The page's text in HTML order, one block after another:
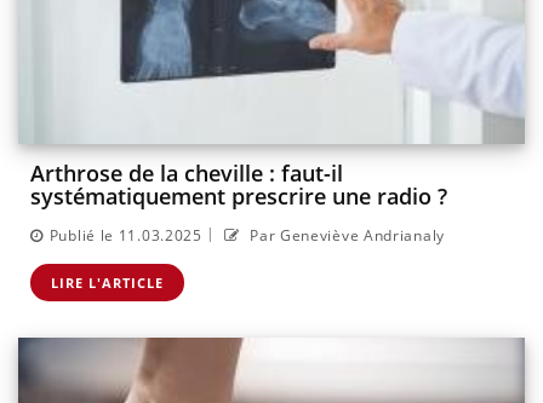
Arthrose de la cheville : faut-il
systématiquement prescrire une radio ?
Publié le 11.03.2025 | Par Geneviève Andrianaly
LIRE L'ARTICLE